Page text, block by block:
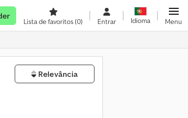
Lista de favoritos(0) Entrar Idioma Menu
Relevância